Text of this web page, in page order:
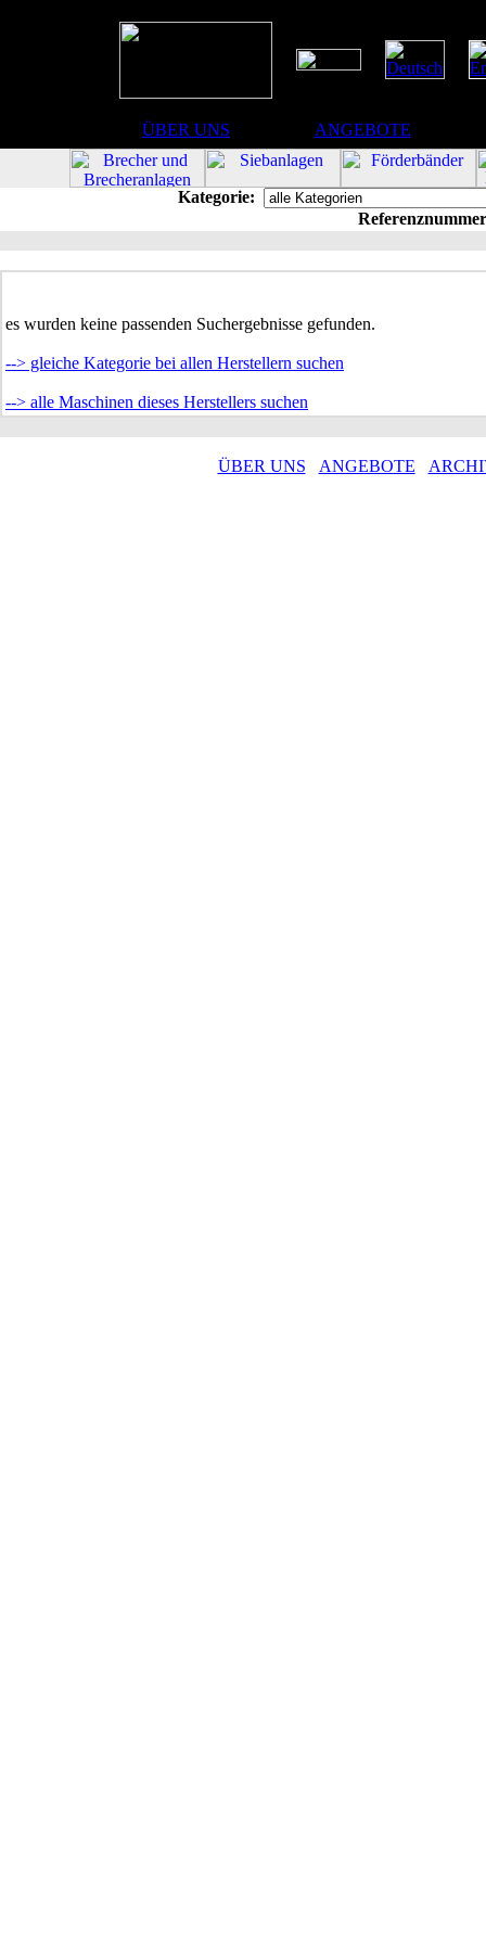
ÜBER UNS ANGEBOTE
Kategorie:
es wurden keine passenden Suchergebnisse gefunden.
--> gleiche Kategorie bei allen Herstellern suchen
--> alle Maschinen dieses Herstellers suchen
ÜBER UNS ANGEBOTE